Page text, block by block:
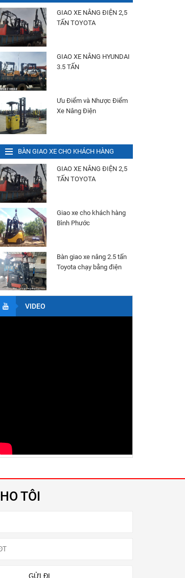
Xe Nâng Điện 1.5 Tấn
Komatsu
Liên hệ
Xe Nâng Điện 2.5 Tấn Nissan
Liên hệ
Bình Điện (Ắc Quy) Xe Nâng
Liên hệ
Bình Điện (Ắc Quy) Xe Nâng
HITACHI VSIL370 Ah 48V
Xe Nâng Điện 1.4 Tấn
TOYOTA Đứng Lái
Liên hệ
Xe Nâng Điện 1.3 Tấn
NYCHUYIU Đứng Lái
Liên hệ
Xe Nâng Điện 2.0 Tấn Toyota
Đứng Lái
Liên hệ
Xe nâng dầu 2.5 tấn toyota
Xe Nâng Điện 1.5 Tấn Toyota
GIAO XE NÂNG ĐIỆN 2,5
TẤN TOYOTA
GIAO XE NÂNG HYUNDAI
3.5 TẤN
Ưu Điểm và Nhược Điểm
Xe Nâng Điện
BÀN GIAO XE CHO KHÁCH HÀNG
GIAO XE NÂNG ĐIỆN 2,5
TẤN TOYOTA
Giao xe cho khách hàng
Bình Phước
Bàn giao xe nâng 2.5 tấn
Toyota chạy bằng điện
VIDEO
TÔI